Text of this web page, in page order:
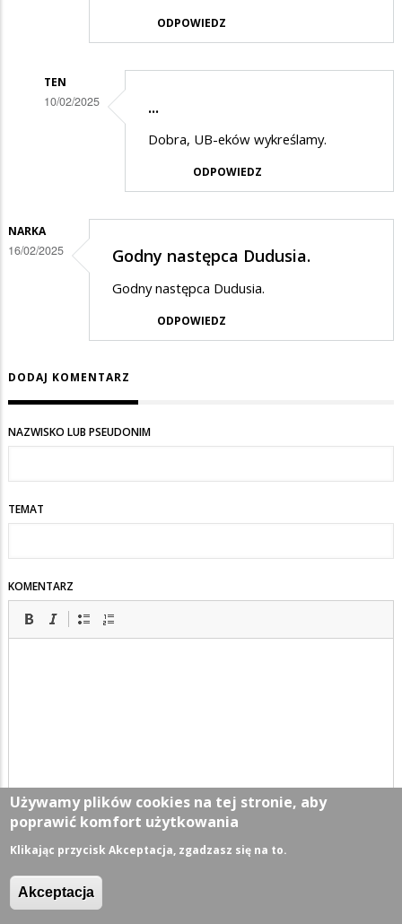
ODPOWIEDZ
TEN
10/02/2025
odpowiedzi
na
...
Dobra, UB-eków wykreślamy.
ODPOWIEDZ
NARKA
16/02/2025 Godny następca Dudusia.
Godny następca Dudusia.
ODPOWIEDZ
DODAJ KOMENTARZ
NAZWISKO LUB PSEUDONIM
TEMAT
KOMENTARZ
Używamy plików cookies na tej stronie, aby
poprawić komfort użytkowania
Klikając przycisk Akceptacja, zgadzasz się na to.
Akceptacja